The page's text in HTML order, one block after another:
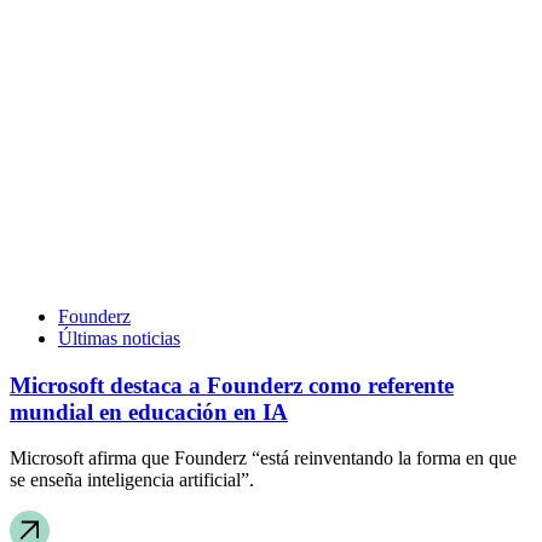
Founderz
Últimas noticias
Microsoft destaca a Founderz como referente
mundial en educación en IA
Microsoft afirma que Founderz “está reinventando la forma en que
se enseña inteligencia artificial”.